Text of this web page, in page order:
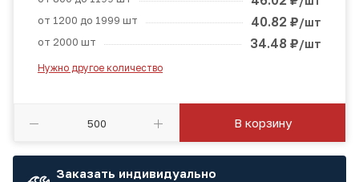
от 1200 до 1999 шт 40.82 ₽/шт
от 2000 шт 34.48 ₽/шт
Нужно другое количество
В корзину
Заказать индивидуально